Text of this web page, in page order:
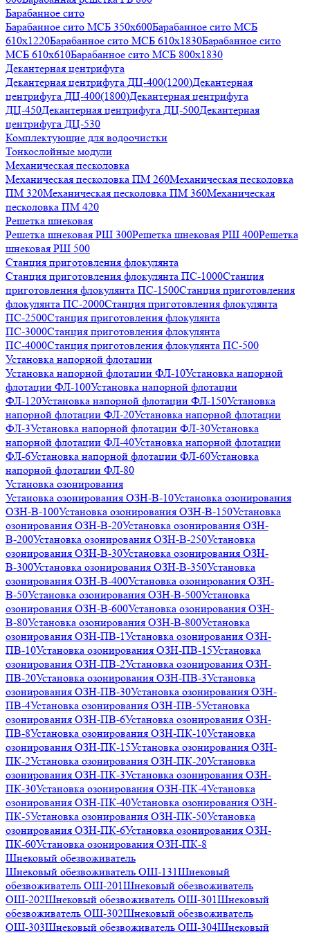
Барабанное сито
Барабанное сито МСБ 350x600Барабанное сито МСБ
610x1220Барабанное сито МСБ 610x1830Барабанное сито
МСБ 610x610Барабанное сито МСБ 800x1830
Декантерная центрифуга
Декантерная центрифуга ДЦ-400(1200)Декантерная
центрифуга ДЦ-400(1800)Декантерная центрифуга
ДЦ-450Декантерная центрифуга ДЦ-500Декантерная
центрифуга ДЦ-530
Комплектующие для водоочистки
Тонкослойные модули
Механическая песколовка
Механическая песколовка ПM 260Механическая песколовка
ПM 320Механическая песколовка ПM 360Механическая
песколовка ПM 420
Решетка шнековая
Решетка шнековая РШ 300Решетка шнековая РШ 400Решетка
шнековая РШ 500
Станция приготовления флокулянта
Станция приготовления флокулянта ПС-1000Станция
приготовления флокулянта ПС-1500Станция приготовления
флокулянта ПС-2000Станция приготовления флокулянта
ПС-2500Станция приготовления флокулянта
ПС-3000Станция приготовления флокулянта
ПС-4000Станция приготовления флокулянта ПС-500
Установка напорной флотации
Установка напорной флотации ФЛ-10Установка напорной
флотации ФЛ-100Установка напорной флотации
ФЛ-120Установка напорной флотации ФЛ-150Установка
напорной флотации ФЛ-20Установка напорной флотации
ФЛ-3Установка напорной флотации ФЛ-30Установка
напорной флотации ФЛ-40Установка напорной флотации
ФЛ-6Установка напорной флотации ФЛ-60Установка
напорной флотации ФЛ-80
Установка озонирования
Установка озонирования ОЗН-В-10Установка озонирования
ОЗН-В-100Установка озонирования ОЗН-В-150Установка
озонирования ОЗН-В-20Установка озонирования ОЗН-
В-200Установка озонирования ОЗН-В-250Установка
озонирования ОЗН-В-30Установка озонирования ОЗН-
В-300Установка озонирования ОЗН-В-350Установка
озонирования ОЗН-В-400Установка озонирования ОЗН-
В-50Установка озонирования ОЗН-В-500Установка
озонирования ОЗН-В-600Установка озонирования ОЗН-
В-80Установка озонирования ОЗН-В-800Установка
озонирования ОЗН-ПВ-1Установка озонирования ОЗН-
ПВ-10Установка озонирования ОЗН-ПВ-15Установка
озонирования ОЗН-ПВ-2Установка озонирования ОЗН-
ПВ-20Установка озонирования ОЗН-ПВ-3Установка
озонирования ОЗН-ПВ-30Установка озонирования ОЗН-
ПВ-4Установка озонирования ОЗН-ПВ-5Установка
озонирования ОЗН-ПВ-6Установка озонирования ОЗН-
ПВ-8Установка озонирования ОЗН-ПК-10Установка
озонирования ОЗН-ПК-15Установка озонирования ОЗН-
ПК-2Установка озонирования ОЗН-ПК-20Установка
озонирования ОЗН-ПК-3Установка озонирования ОЗН-
ПК-30Установка озонирования ОЗН-ПК-4Установка
озонирования ОЗН-ПК-40Установка озонирования ОЗН-
ПК-5Установка озонирования ОЗН-ПК-50Установка
озонирования ОЗН-ПК-6Установка озонирования ОЗН-
ПК-60Установка озонирования ОЗН-ПК-8
Шнековый обезвоживатель
Шнековый обезвоживатель ОШ-131Шнековый
обезвоживатель ОШ-201Шнековый обезвоживатель
ОШ-202Шнековый обезвоживатель ОШ-301Шнековый
обезвоживатель ОШ-302Шнековый обезвоживатель
ОШ-303Шнековый обезвоживатель ОШ-304Шнековый